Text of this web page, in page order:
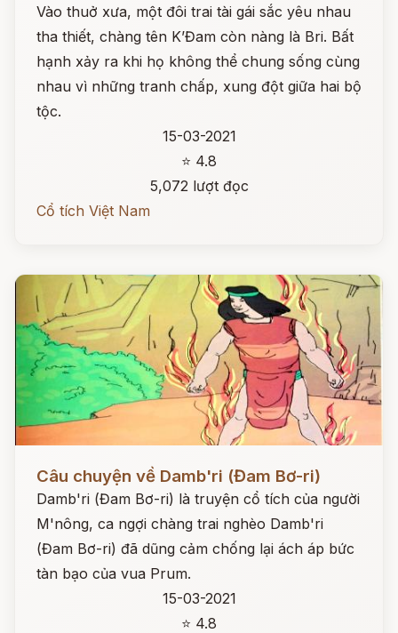
Vào thuở xưa, một đôi trai tài gái sắc yêu nhau
tha thiết, chàng tên K’Đam còn nàng là Bri. Bất
hạnh xảy ra khi họ không thể chung sống cùng
nhau vì những tranh chấp, xung đột giữa hai bộ
tộc.
15-03-2021
⭐ 4.8
5,072 lượt đọc
Cổ tích Việt Nam
Câu chuyện về Damb'ri (Đam Bơ-ri)
Damb'ri (Đam Bơ-ri) là truyện cổ tích của người
M'nông, ca ngợi chàng trai nghèo Damb'ri
(Đam Bơ-ri) đã dũng cảm chống lại ách áp bức
tàn bạo của vua Prum.
15-03-2021
⭐ 4.8